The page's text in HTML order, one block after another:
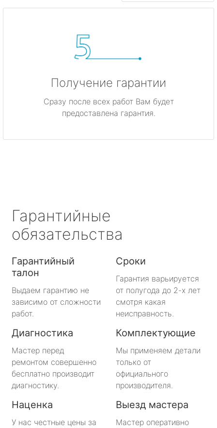
Получение гарантии
Сразу после всех работ Вам будет
предоставлена гарантия.
Гарантийные
обязательства
Гарантийный
талон
Выдаем гарантию не
зависимо от сложности
работ.
Сроки
Гарантия варьируется
от полугода до 2-х лет
смотря какая
неисправность.
Диагностика
Мастер перед
ремонтом совершенно
бесплатно производит
диагностику.
Комплектующие
Мы применяем детали
только от
официального
производителя.
Наценка
У нас честные цены за
Выезд мастера
Мастер оперативно